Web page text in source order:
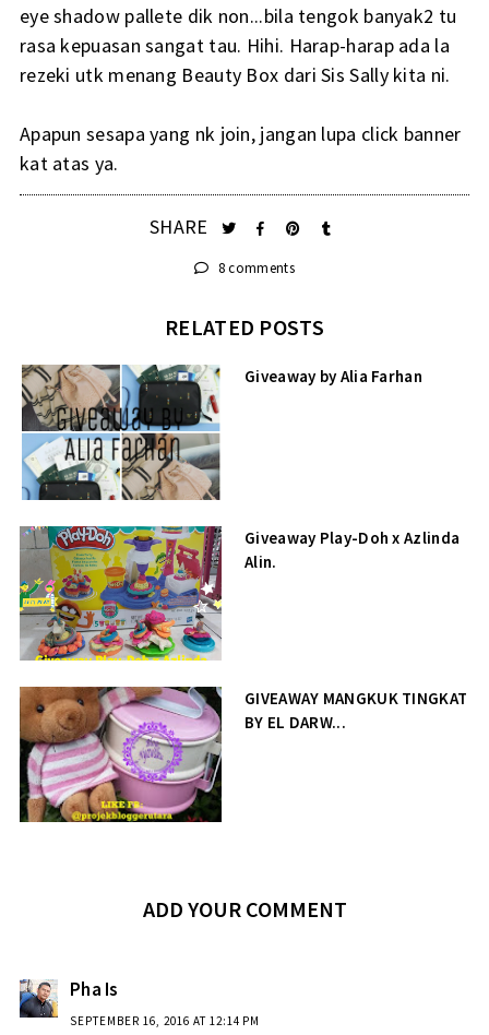
eye shadow pallete dik non...bila tengok banyak2 tu
rasa kepuasan sangat tau. Hihi. Harap-harap ada la
rezeki utk menang Beauty Box dari Sis Sally kita ni.
Apapun sesapa yang nk join, jangan lupa click banner
kat atas ya.
SHARE
8 comments
RELATED POSTS
Giveaway by Alia Farhan
Giveaway Play-Doh x Azlinda
Alin.
GIVEAWAY MANGKUK TINGKAT
BY EL DARW...
ADD YOUR COMMENT
Pha Is
SEPTEMBER 16, 2016 AT 12:14 PM